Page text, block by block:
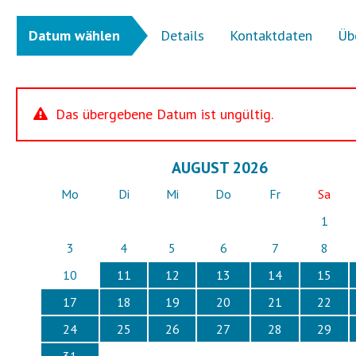
Datum wählen Details Kontaktdaten
Das übergebene Datum ist ungültig.
AUGUST 2026
Mo Di Mi Do Fr
Sa
1
3
4 5 6 7
8
10
11 12 13 14
15
17
18 19 20 21
22
24
25 26 27 28
29